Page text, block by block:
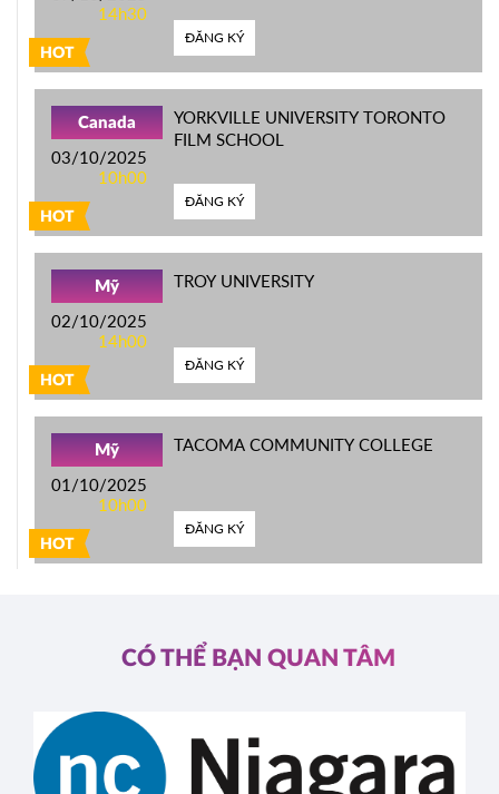
HOT
14h30
ĐĂNG KÝ
HOT
Canada
03/10/2025
10h00
YORKVILLE UNIVERSITY TORONTO
FILM SCHOOL
ĐĂNG KÝ
HOT
Mỹ
02/10/2025
14h00
TROY UNIVERSITY
ĐĂNG KÝ
HOT
Mỹ
01/10/2025
10h00
TACOMA COMMUNITY COLLEGE
ĐĂNG KÝ
CÓ THỂ BẠN QUAN TÂM